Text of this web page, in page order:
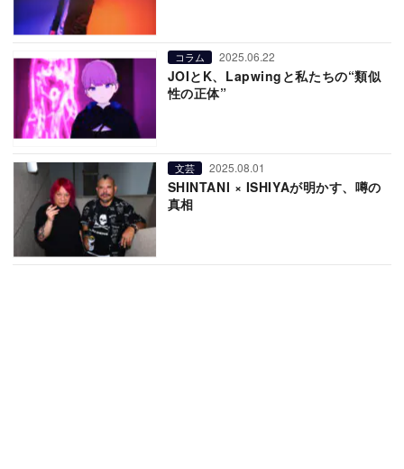
コラム 2025.06.22
JOIとK、Lapwingと私たちの“類似
性の正体”
文芸 2025.08.01
SHINTANI × ISHIYAが明かす、噂の
真相